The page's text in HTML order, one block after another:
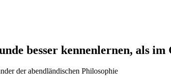
besser kennenlernen, als
der abendländischen Philosophie